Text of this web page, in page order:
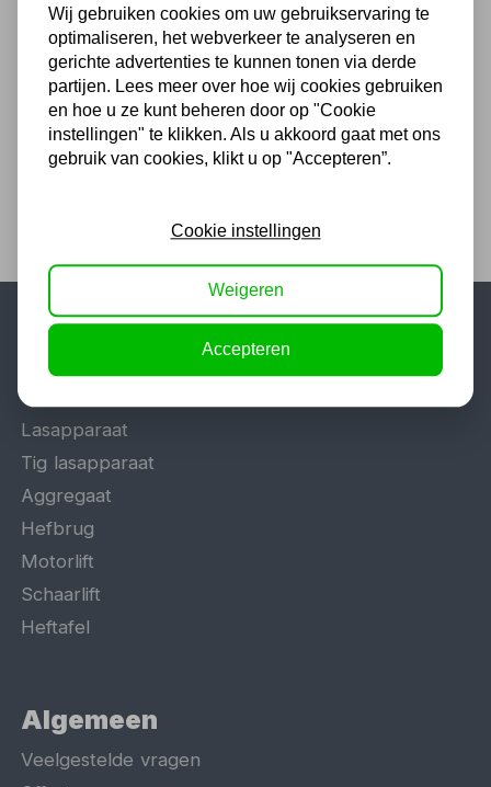
Hijsband 5 ton 4mtr
36,30
30,00 excl. BTW
Populaire categorieën
Werkplaatsinrichting
Lasapparaat
Tig lasapparaat
Aggregaat
Hefbrug
Motorlift
Schaarlift
Heftafel
Algemeen
Veelgestelde vragen
Wij gebruiken cookies om uw gebruikservaring te
optimaliseren, het webverkeer te analyseren en
gerichte advertenties te kunnen tonen via derde
partijen. Lees meer over hoe wij cookies gebruiken
en hoe u ze kunt beheren door op "Cookie
instellingen" te klikken. Als u akkoord gaat met ons
gebruik van cookies, klikt u op "Accepteren”.
Cookie instellingen
Weigeren
Accepteren